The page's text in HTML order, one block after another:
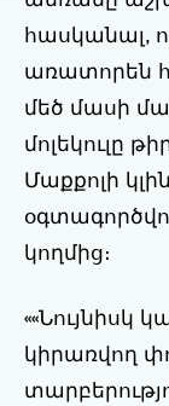
հասկանալ,
առատորեն
մեծ մասի
մոլեկուլը
Մաքքոլի
կողմից։
««Նույնիսկ
կիրառվող